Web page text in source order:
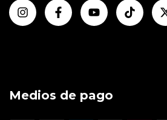
Medios de pago